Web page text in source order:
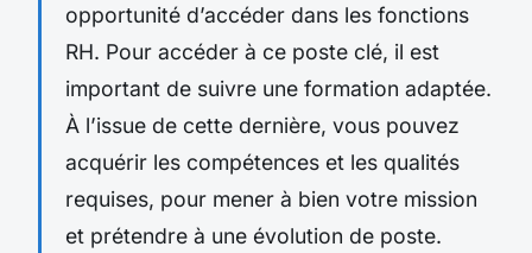
opportunité d’accéder dans les fonctions
RH. Pour accéder à ce poste clé, il est
important de suivre une formation adaptée.
À l’issue de cette dernière, vous pouvez
acquérir les compétences et les qualités
requises, pour mener à bien votre mission
et prétendre à une évolution de poste.